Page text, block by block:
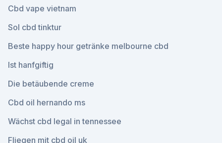
Cbd vape vietnam
Sol cbd tinktur
Beste happy hour getränke melbourne cbd
Ist hanfgiftig
Die betäubende creme
Cbd oil hernando ms
Wächst cbd legal in tennessee
Fliegen mit cbd oil uk